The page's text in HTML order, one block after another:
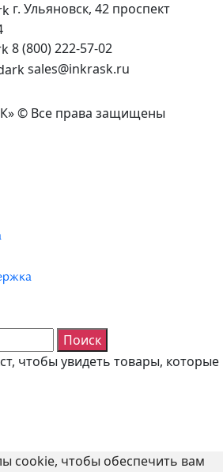
г. Ульяновск, 42 проспект
8 (800) 222-57-02
sales@inkrask.ru
© Все права защищены
Поиск
чтобы увидеть товары, которые
cookie, чтобы обеспечить вам